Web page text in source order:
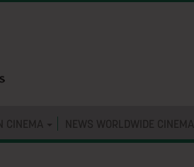
CINEMA NEWS WORLDWIDE CINEMA